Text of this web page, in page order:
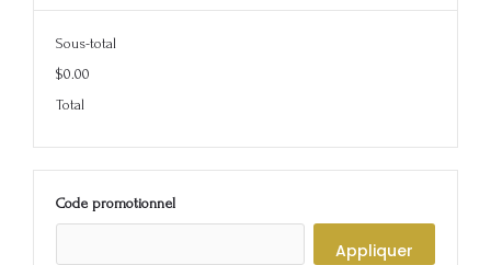
Sous-total
$0.00
Total
Code promotionnel
Appliquer